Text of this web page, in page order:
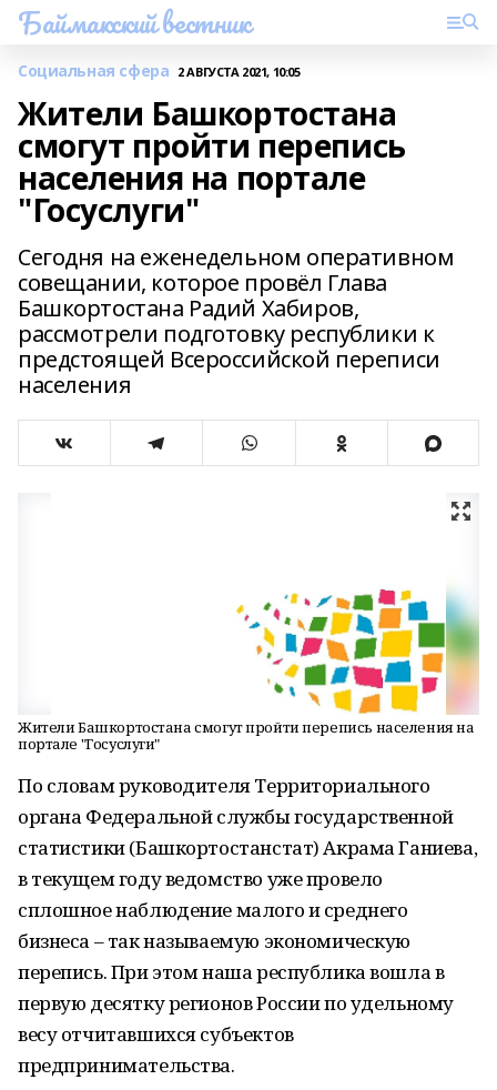
Баймакский вестник
Социальная сфера 2 АВГУСТА 2021, 10:05
Жители Башкортостана
смогут пройти перепись
населения на портале
"Госуслуги"
Сегодня на еженедельном оперативном
совещании, которое провёл Глава
Башкортостана Радий Хабиров,
рассмотрели подготовку республики к
предстоящей Всероссийской переписи
населения
Жители Башкортостана смогут пройти перепись населения на
портале "Госуслуги"
По словам руководителя Территориального
органа Федеральной службы государственной
статистики (Башкортостанстат) Акрама Ганиева,
в текущем году ведомство уже провело
сплошное наблюдение малого и среднего
бизнеса – так называемую экономическую
перепись. При этом наша республика вошла в
первую десятку регионов России по удельному
весу отчитавшихся субъектов
предпринимательства.